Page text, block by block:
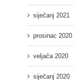
siječanj 2021
prosinac 2020
veljača 2020
siječanj 2020